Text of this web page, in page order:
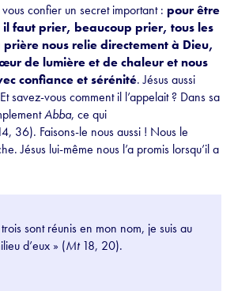
confier un secret important : pour être
faut prier, beaucoup prier, tous les
nous relie directement à Dieu,
de lumière et de chaleur et nous
confiance et sérénité. Jésus aussi
savez-vous comment il l’appelait ? Dans sa
Abba, ce qui
36). Faisons-le nous aussi ! Nous le
Jésus lui-même nous l’a promis lorsqu’il a
sont réunis en mon nom, je suis au
d’eux » (Mt18, 20).